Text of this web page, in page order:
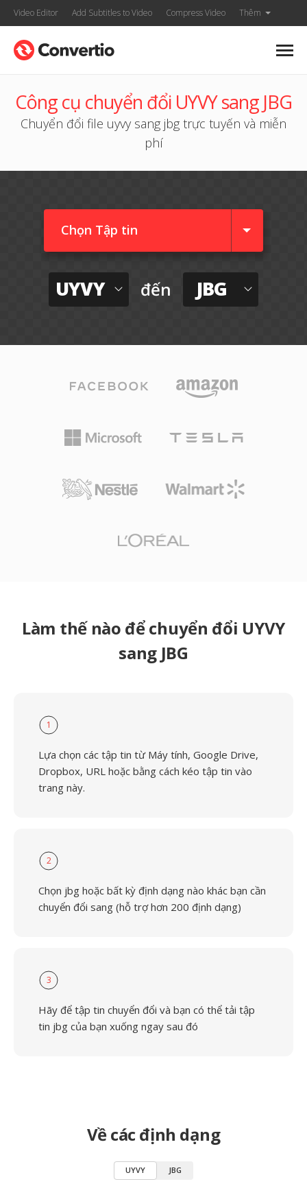
Video Editor Add Subtitles to Video Compress Video Thêm
Công cụ chuyển đổi UYVY sang JBG
Chuyển đổi file uyvy sang jbg trực tuyến và miễn
phí
Chọn Tập tin
UYVY đến JBG
Làm thế nào để chuyển đổi UYVY
sang JBG
1
Lựa chọn các tập tin từ Máy tính, Google Drive,
Dropbox, URL hoặc bằng cách kéo tập tin vào
trang này.
2
Chọn jbg hoặc bất kỳ định dạng nào khác bạn cần
chuyển đổi sang (hỗ trợ hơn 200 định dạng)
3
Hãy để tập tin chuyển đổi và bạn có thể tải tập
tin jbg của bạn xuống ngay sau đó
Về các định dạng
UYVY JBG